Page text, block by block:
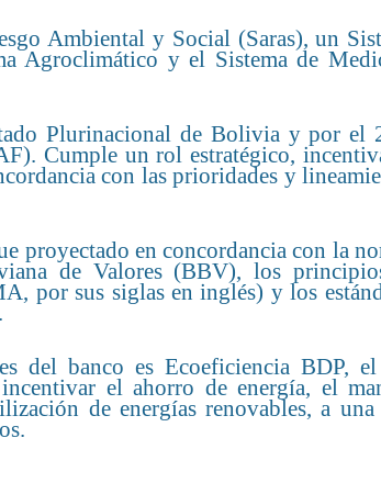
Ambiental y Social (Saras), un
Agroclimático y el Sistema de
Plurinacional de Bolivia y por el
Cumple un rol estratégico,
con las prioridades y
proyectado en concordancia con la
de Valores (BBV), los
por sus siglas en inglés) y los
del banco es Ecoeficiencia BDP,
el ahorro de energía, el
de energías renovables, a una